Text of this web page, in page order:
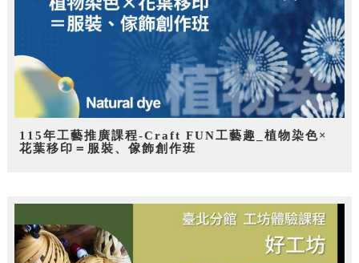
115年工藝推廣課程-Craft FUN工藝趣_植物染色×
花葉移印＝服裝、傢飾創作班